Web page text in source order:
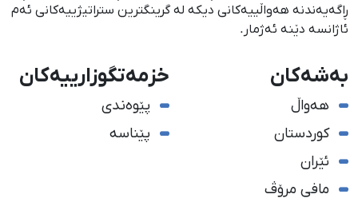
ڕاگەیەندنە هەواڵییەكانی دیكە لە گرینگترین ستراتیژییەكانی ئەم
ئاژانسە دێنە ئەژمار.
بەشەکان
هەواڵ
کوردستان
ئێران
مافی مرۆڤ
خزمەتگوزارییەکان
پێوەندی
پێناسە